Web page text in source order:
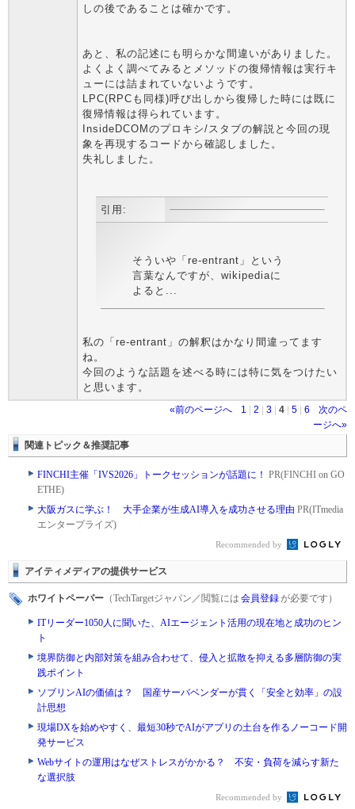
しの後であることは確かです。
あと、私の記述にも明らかな間違いがありました。
よくよく調べてみるとメソッドの復帰情報は実行キ
ューには詰まれていないようです。
LPC(RPCも同様)呼び出しから復帰した時には既に
復帰情報は得られています。
InsideDCOMのプロキシ/スタブの解説と今回の現
象を再現するコードから確認しました。
失礼しました。
引用:
そういや「re-entrant」という
言葉なんですが、wikipediaに
よると...
私の「re-entrant」の解釈はかなり間違ってます
ね。
今回のような話題を述べる時には特に気をつけたい
と思います。
«前のページへ 1 2 3 4 5 6
次のペ
ージへ»
関連トピック＆推奨記事
FINCHI主催「IVS2026」トークセッションが話題に！ PR(FINCHI on GO
ETHE)
大阪ガスに学ぶ！ 大手企業が生成AI導入を成功させる理由 PR(ITmedia
エンタープライズ)
Recommended by
アイティメディアの提供サービス
ホワイトペーパー （TechTargetジャパン／閲覧には 会員登録が必要です）
ITリーダー1050人に聞いた、AIエージェント活用の現在地と成功のヒン
ト
境界防御と内部対策を組み合わせて、侵入と拡散を抑える多層防御の実
践ポイント
ソブリンAIの価値は？ 国産サーバベンダーが貫く「安全と効率」の設
計思想
現場DXを始めやすく、最短30秒でAIがアプリの土台を作るノーコード開
発サービス
Webサイトの運用はなぜストレスがかかる？ 不安・負荷を減らす新た
な選択肢
Recommended by